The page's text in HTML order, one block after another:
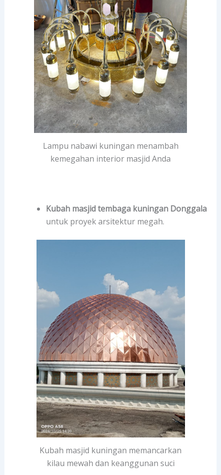
Lampu nabawi kuningan menambah
kemegahan interior masjid Anda
Kubah masjid tembaga kuningan Donggala
untuk proyek arsitektur megah.
Kubah masjid kuningan memancarkan
kilau mewah dan keanggunan suci